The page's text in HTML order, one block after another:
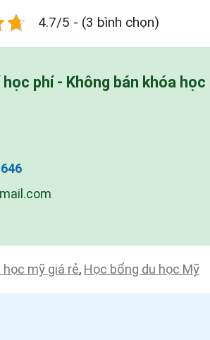
4.7/5 - (3 bình chọn)
phí - Không bán khóa học
học mỹ giá rẻ, Học bổng du học Mỹ